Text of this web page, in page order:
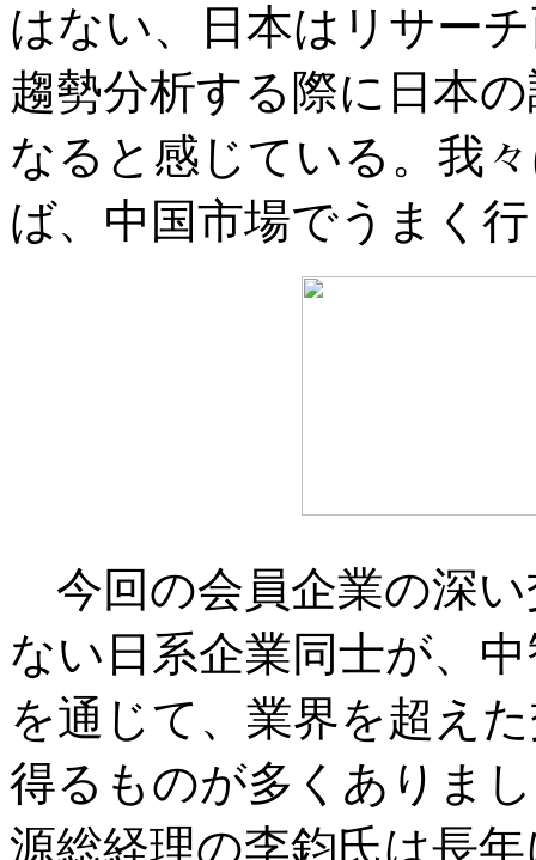
はない、日本はリサー
趨勢分析する際に日本
なると感じている。我
ば、中国市場でうまく
今回の会員企業の深
ない日系企業同士が、
を通じて、業界を超え
得るものが多くありま
源総経理の李鈞氏は長